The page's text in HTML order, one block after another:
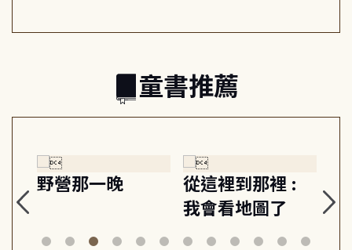
童書推薦
野營那一晚
從這裡到那裡 :
我會看地圖了
美